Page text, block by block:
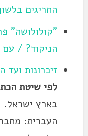
החריגים
הניקוד? / עם
זיכרונות ועד
לפי שיטת
בארץ ישראל.
העברית: